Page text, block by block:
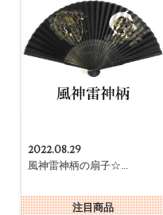
2022.08.29
風神雷神柄の扇子☆...
注目商品